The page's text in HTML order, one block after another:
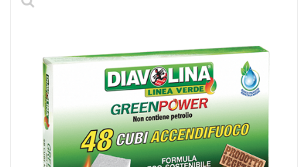
ACCENDITUTTO 30
MINUTI
1,00€
GREEN POWER 85
ACCENSIONI NATU ...
3,00€